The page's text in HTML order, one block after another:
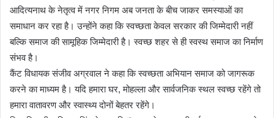
आदित्यनाथ के नेतृत्व में नगर निगम अब जनता के बीच जाकर समस्याओं का
समाधान कर रहा है। उन्होंने कहा कि स्वच्छता केवल सरकार की जिम्मेदारी नहीं
बल्कि समाज की सामूहिक जिम्मेदारी है। स्वच्छ शहर से ही स्वस्थ समाज का निर्माण
संभव है।
कैंट विधायक संजीव अग्रवाल ने कहा कि स्वच्छता अभियान समाज को जागरूक
करने का माध्यम है। यदि हमारा घर, मोहल्ला और सार्वजनिक स्थल स्वच्छ रहेंगे तो
हमारा वातावरण और स्वास्थ्य दोनों बेहतर रहेंगे।